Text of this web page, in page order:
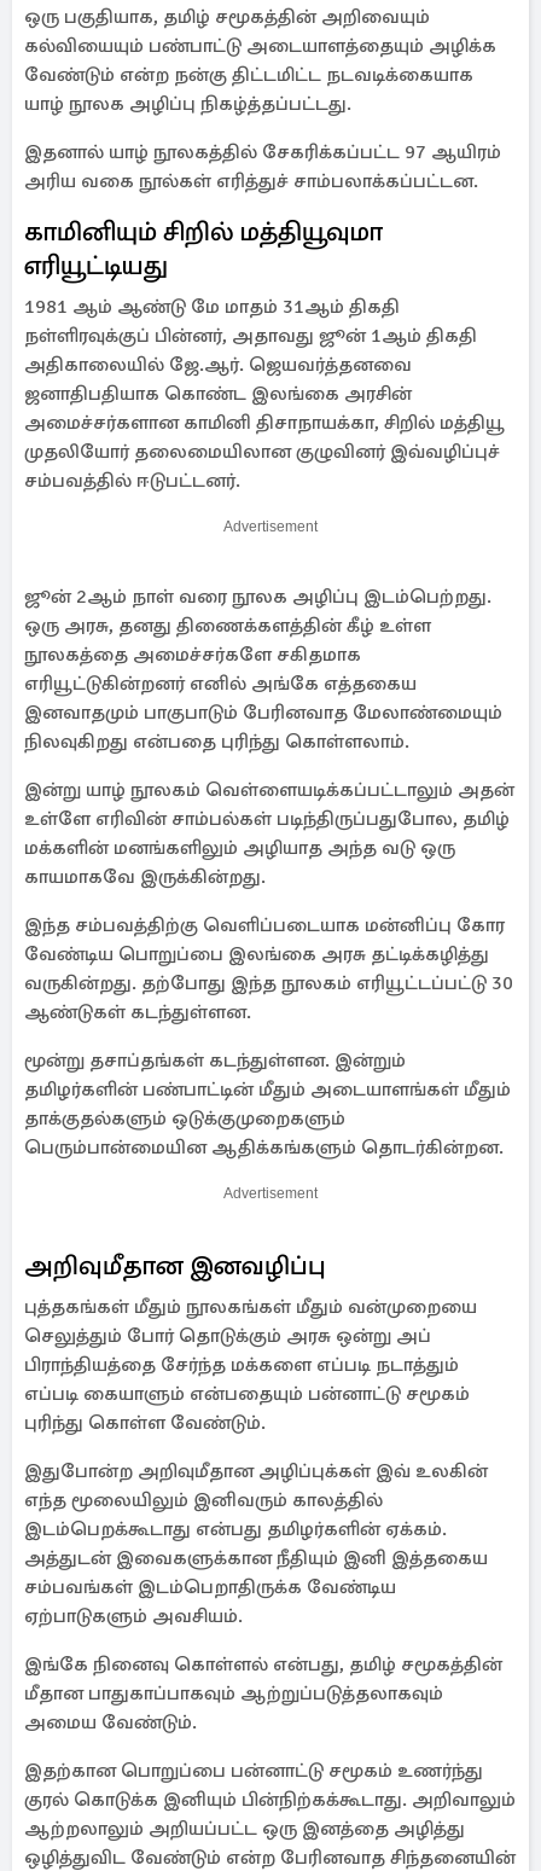
ஒரு பகுதியாக, தமிழ் சமூகத்தின் அறிவையும்
கல்வியையும் பண்பாட்டு அடையாளத்தையும் அழிக்க
வேண்டும் என்ற நன்கு திட்டமிட்ட நடவடிக்கையாக
யாழ் நூலக அழிப்பு நிகழ்த்தப்பட்டது.
இதனால் யாழ் நூலகத்தில் சேகரிக்கப்பட்ட 97 ஆயிரம்
அரிய வகை நூல்கள் எரித்துச் சாம்பலாக்கப்பட்டன.
காமினியும் சிறில் மத்தியூவுமா
எரியூட்டியது
1981 ஆம் ஆண்டு மே மாதம் 31ஆம் திகதி
நள்ளிரவுக்குப் பின்னர், அதாவது ஜூன் 1ஆம் திகதி
அதிகாலையில் ஜே.ஆர். ஜெயவர்த்தனவை
ஜனாதிபதியாக கொண்ட இலங்கை அரசின்
அமைச்சர்களான காமினி திசாநாயக்கா, சிறில் மத்தியூ
முதலியோர் தலைமையிலான குழுவினர் இவ்வழிப்புச்
சம்பவத்தில் ஈடுபட்டனர்.
Advertisement
ஜூன் 2ஆம் நாள் வரை நூலக அழிப்பு இடம்பெற்றது.
ஒரு அரசு, தனது திணைக்களத்தின் கீழ் உள்ள
நூலகத்தை அமைச்சர்களே சகிதமாக
எரியூட்டுகின்றனர் எனில் அங்கே எத்தகைய
இனவாதமும் பாகுபாடும் பேரினவாத மேலாண்மையும்
நிலவுகிறது என்பதை புரிந்து கொள்ளலாம்.
இன்று யாழ் நூலகம் வெள்ளையடிக்கப்பட்டாலும் அதன்
உள்ளே எரிவின் சாம்பல்கள் படிந்திருப்பதுபோல, தமிழ்
மக்களின் மனங்களிலும் அழியாத அந்த வடு ஒரு
காயமாகவே இருக்கின்றது.
இந்த சம்பவத்திற்கு வெளிப்படையாக மன்னிப்பு கோர
வேண்டிய பொறுப்பை இலங்கை அரசு தட்டிக்கழித்து
வருகின்றது. தற்போது இந்த நூலகம் எரியூட்டப்பட்டு 30
ஆண்டுகள் கடந்துள்ளன.
மூன்று தசாப்தங்கள் கடந்துள்ளன. இன்றும்
தமிழர்களின் பண்பாட்டின் மீதும் அடையாளங்கள் மீதும்
தாக்குதல்களும் ஒடுக்குமுறைகளும்
பெரும்பான்மையின ஆதிக்கங்களும் தொடர்கின்றன.
Advertisement
அறிவுமீதான இனவழிப்பு
புத்தகங்கள் மீதும் நூலகங்கள் மீதும் வன்முறையை
செலுத்தும் போர் தொடுக்கும் அரசு ஒன்று அப்
பிராந்தியத்தை சேர்ந்த மக்களை எப்படி நடாத்தும்
எப்படி கையாளும் என்பதையும் பன்னாட்டு சமூகம்
புரிந்து கொள்ள வேண்டும்.
இதுபோன்ற அறிவுமீதான அழிப்புக்கள் இவ் உலகின்
எந்த மூலையிலும் இனிவரும் காலத்தில்
இடம்பெறக்கூடாது என்பது தமிழர்களின் ஏக்கம்.
அத்துடன் இவைகளுக்கான நீதியும் இனி இத்தகைய
சம்பவங்கள் இடம்பெறாதிருக்க வேண்டிய
ஏற்பாடுகளும் அவசியம்.
இங்கே நினைவு கொள்ளல் என்பது, தமிழ் சமூகத்தின்
மீதான பாதுகாப்பாகவும் ஆற்றுப்படுத்தலாகவும்
அமைய வேண்டும்.
இதற்கான பொறுப்பை பன்னாட்டு சமூகம் உணர்ந்து
குரல் கொடுக்க இனியும் பின்நிற்கக்கூடாது. அறிவாலும்
ஆற்றலாலும் அறியப்பட்ட ஒரு இனத்தை அழித்து
ஒழித்துவிட வேண்டும் என்ற பேரினவாத சிந்தனையின்